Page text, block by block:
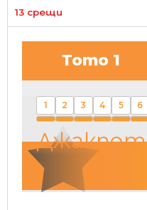
13 срещи
Тото 1
1 2 3 4 5 6
Джакпот